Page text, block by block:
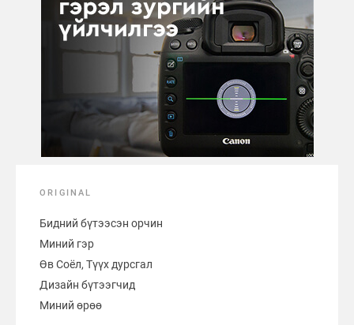
ORIGINAL
Бидний бүтээсэн орчин
Миний гэр
Өв Соёл, Түүх дурсгал
Дизайн бүтээгчид
Миний өрөө